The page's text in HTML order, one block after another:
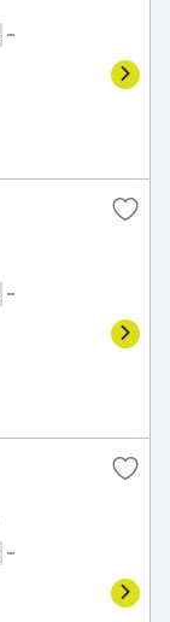
－
－
－